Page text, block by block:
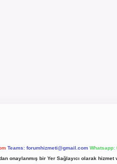
Teams: forumhizmeti@gmail.com Whatsapp:
onaylanmış bir Yer Sağlayıcı olarak